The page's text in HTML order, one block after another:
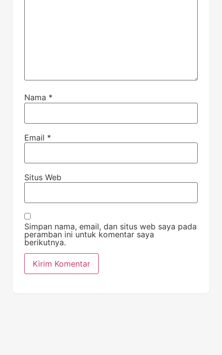
Nama *
Email *
Situs Web
Simpan nama, email, dan situs web saya pada
peramban ini untuk komentar saya
berikutnya.